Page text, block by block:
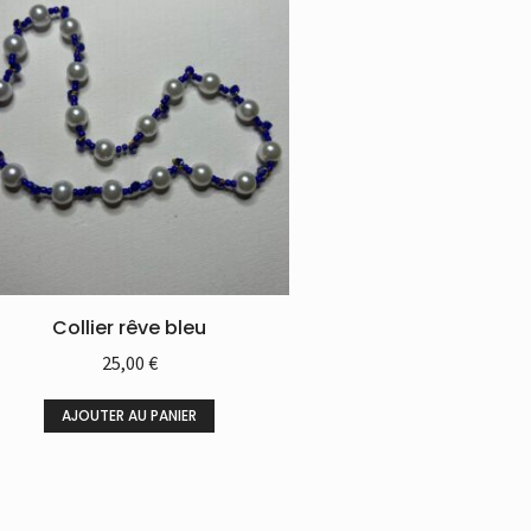
Collier rêve bleu
25,00 €
AJOUTER AU PANIER